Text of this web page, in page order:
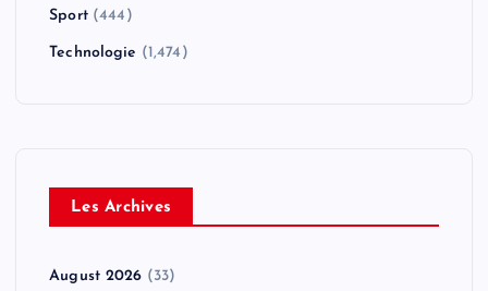
Sport(444)
Technologie (1,474)
Les Archives
August 2026 (33)